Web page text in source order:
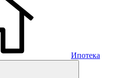
Ипотека